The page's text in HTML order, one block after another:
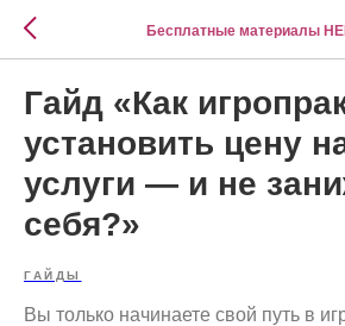
Бесплатные материалы
Гайд «Как
установить цену
услуги — и не
себя?»
ГАЙДЫ
Вы только начинаете свой путь в